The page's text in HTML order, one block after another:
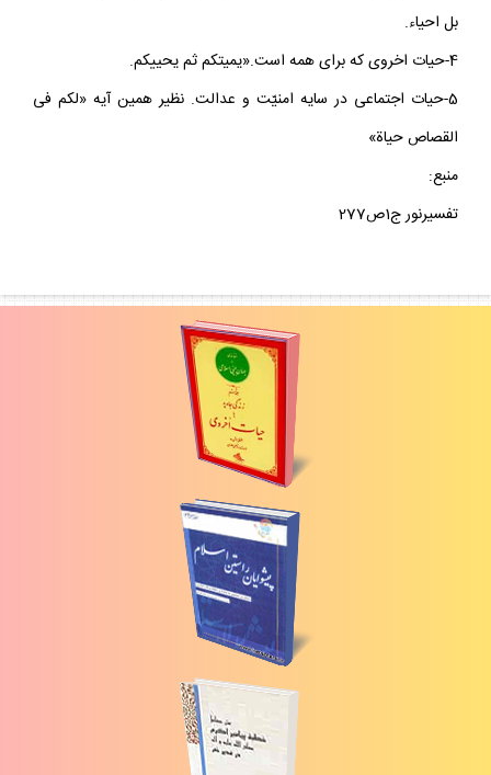
بل احياء.
4-حيات اخروى كه براى همه است.«يميتكم ثم يحييكم.
5-حيات اجتماعى در سايه امنيّت و عدالت. نظير همين آيه «لكم فى
القصاص حياة»
منبع:
تفسيرنور ج1ص277